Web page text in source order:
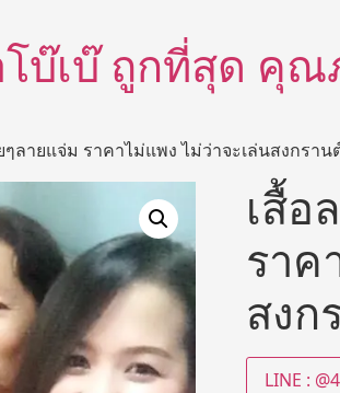
โบ๊เบ๊ ถูกที่สุด คุ
ลายแจ่ม ราคาไม่แพง ไม่ว่าจะเล่นสงกรา
เสื้อ
ราค
สงก
LINE :